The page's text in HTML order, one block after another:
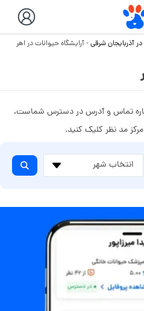
آذربایجان شرقی-آرایشگاه حیوانات در اهر
تماس و آدرس در دسترس شماست،
مد نظر کلیک کنید.